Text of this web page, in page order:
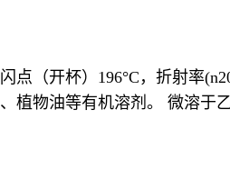
（开杯）196°C，折射率
植物油等有机溶剂。 微溶于乙